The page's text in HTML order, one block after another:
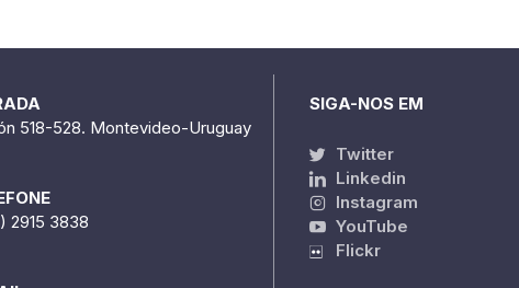
518-528. Montevideo-Uruguay
2915 3838
SIGA-NOS EM
Twitter
Linkedin
Instagram
YouTube
Flickr